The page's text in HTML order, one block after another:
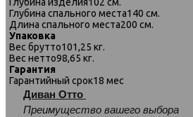
597 угловой диван-кровать
1.5ек-1.5пф 1438 бежевый
Глубина спального места140 см.
Длина спального места200 см.
Упаковка
Вес брутто101,25 кг.
Вес нетто98,65 кг.
Гарантия
Гарантийный срок18 мес
Диван Отто
Преимущество вашего выбора